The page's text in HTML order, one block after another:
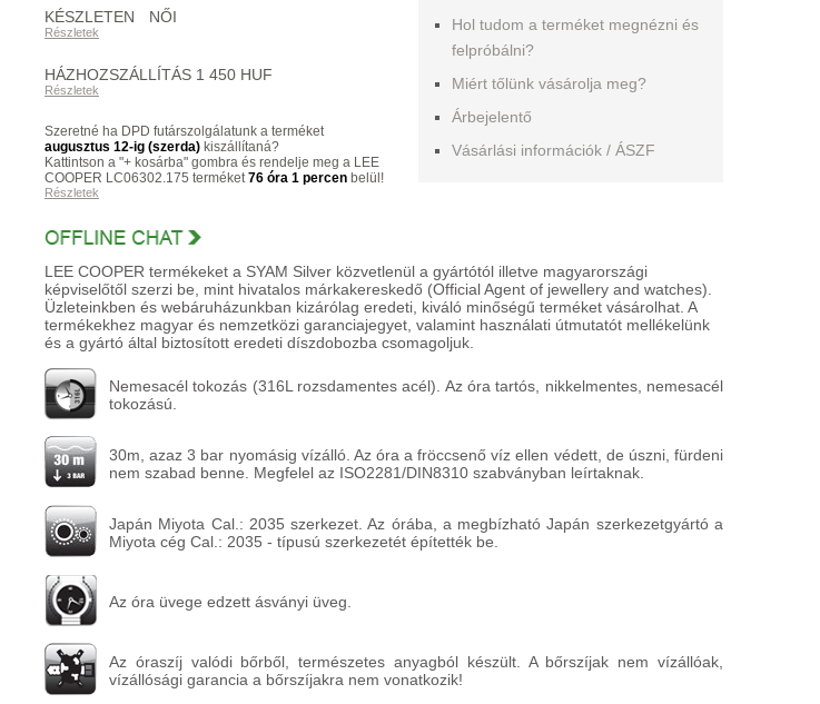
Hol tudom a terméket megnézni és
felpróbálni?
Miért tőlünk vásárolja meg?
Árbejelentő
Vásárlási információk / ÁSZF
KÉSZLETEN
Részletek
NŐI
HÁZHOZSZÁLLÍTÁS 1 450 HUF
Részletek
Szeretné ha DPD futárszolgálatunk a terméket
augusztus 12-ig (szerda) kiszállítaná?
Kattintson a "+ kosárba" gombra és rendelje meg a LEE
COOPER LC06302.175 terméket76 óra 1 percen belül!
Részletek
LEE COOPER termékeket a SYAM Silver közvetlenül a gyártótól illetve magyarországi
képviselőtől szerzi be, mint hivatalos márkakereskedő (Official Agent of jewellery and watches).
Üzleteinkben és webáruházunkban kizárólag eredeti, kiváló minőségű terméket vásárolhat. A
termékekhez magyar és nemzetközi garanciajegyet, valamint használati útmutatót mellékelünk
és a gyártó által biztosított eredeti díszdobozba csomagoljuk.
Nemesacél tokozás (316L rozsdamentes acél). Az óra tartós, nikkelmentes, nemesacél
tokozású.
30m, azaz 3 bar nyomásig vízálló. Az óra a fröccsenő víz ellen védett, de úszni, fürdeni
nem szabad benne. Megfelel az ISO2281/DIN8310 szabványban leírtaknak.
Japán Miyota Cal.: 2035 szerkezet. Az órába, a megbízható Japán szerkezetgyártó a
Miyota cég Cal.: 2035 - típusú szerkezetét építették be.
Az óra üvege edzett ásványi üveg.
Az óraszíj valódi bőrből, természetes anyagból készült. A bőrszíjak nem vízállóak,
vízállósági garancia a bőrszíjakra nem vonatkozik!
LEE COOPER
LC06736.410
Részletek
LEE COOPER
LC06863.330
Részletek
Következő